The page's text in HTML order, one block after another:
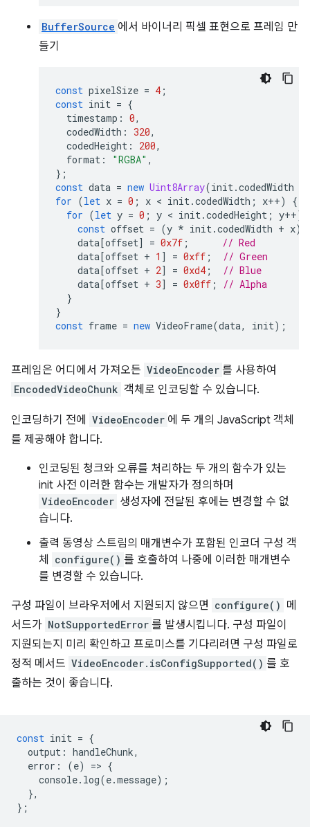
BufferSource 에서 바이너리 픽셀 표현으로 프레임 만
들기
const pixelSize = 4 ;
const init = {
timestamp : 0,
codedWidth : 320,
codedHeight : 200,
format : "RGBA" ,
};
const data = new Uint8Array(init .codedWidth
for (let x = 0 ; x < init .codedWidth ; x++)
{
for (let y = 0 ; y < init .codedHeight ; y++)
const offset = (y * init .codedWidth + x)
data[offset] = 0x7f ;
// Red
data[offset + 1 ] = 0xff ;
// Green
data[offset + 2] = 0xd4 ;
// Blue
data[offset + 3] = 0x0ff ;
// Alpha
}
}
const frame = new VideoFrame(data, init);
프레임은 어디에서 가져오든 VideoEncoder 를 사용하여
EncodedVideoChunk 객체로 인코딩할 수 있습니다.
인코딩하기 전에 VideoEncoder 에 두 개의 JavaScript 객체
를 제공해야 합니다.
인코딩된 청크와 오류를 처리하는 두 개의 함수가 있는
init 사전 이러한 함수는 개발자가 정의하며
VideoEncoder 생성자에 전달된 후에는 변경할 수 없
습니다.
출력 동영상 스트림의 매개변수가 포함된 인코더 구성 객
체
configure() 를 호출하여 나중에 이러한 매개변수
를 변경할 수 있습니다.
구성 파일이 브라우저에서 지원되지 않으면 configure() 메
서드가 NotSupportedError 를 발생시킵니다. 구성 파일이
지원되는지 미리 확인하고 프로미스를 기다리려면 구성 파일로
정적 메서드 VideoEncoder.isConfigSupported() 를 호
출하는 것이 좋습니다.
const init = {
output : handleChunk,
error : (e) => {
console. log(e.message);
},
};